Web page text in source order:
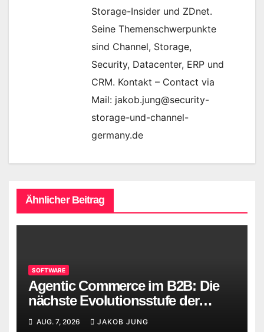
Storage-Insider und ZDnet.
Seine Themenschwerpunkte
sind Channel, Storage,
Security, Datacenter, ERP und
CRM. Kontakt – Contact via
Mail: jakob.jung@security-
storage-und-channel-
germany.de
Ähnlicher Beitrag
SOFTWARE
Agentic Commerce im B2B: Die
nächste Evolutionsstufe der
digitalen Beschaffung
AUG. 7, 2026 JAKOB JUNG